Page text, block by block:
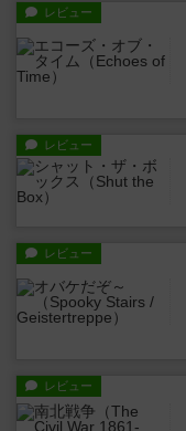
レビュー
レビュー
レビュー
レビュー